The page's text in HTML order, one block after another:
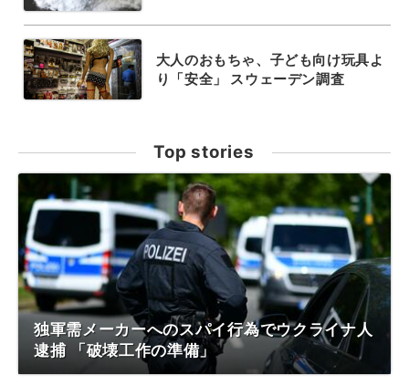
大人のおもちゃ、子ども向け玩具よ
り「安全」 スウェーデン調査
Top stories
独軍需メーカーへのスパイ行為でウクライナ人
逮捕 「破壊工作の準備」